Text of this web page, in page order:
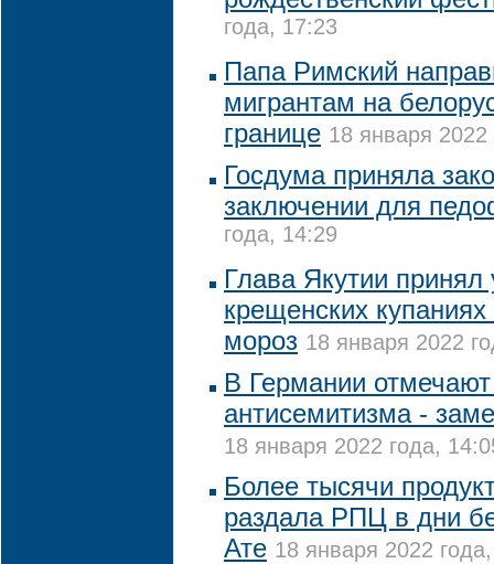
года, 17:23
Папа Римский
мигрантам на
границе 18 января 2022
Госдума приняла
заключении для
года, 14:29
Глава Якутии принял
крещенских
мороз 18 января 2022
В Германии отмечают
антисемитизма -
18 января 2022 года,
Более тысячи
раздала РПЦ в дни
Ате 18 января 2022